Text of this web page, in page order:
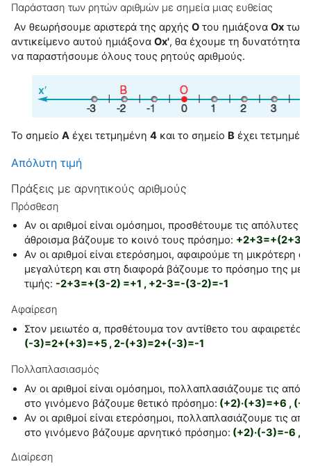
Παράσταση των ρητών αριθμών με σημεία μιας ευθείας
Αν θεωρήσουμε αριστερά της αρχής Ο του ημιάξονα Οx των
αντικείμενο αυτού ημιάξονα Οx', θα έχουμε τη δυνατότητα,
να παραστήσουμε όλους τους ρητούς αριθμούς.
Το σημείο Α έχει τετμημένη 4 και το σημείο Β έχει
Απόλυτη τιμή
Πράξεις με αρνητικούς αριθμούς
Πρόσθεση
Αν οι αριθμοί είναι ομόσημοι, προσθέτουμε τις απόλυτες
άθροισμα βάζουμε το κοινό τους πρόσημο:
Αν οι αριθμοί είναι ετερόσημοι, αφαιρούμε τη μικρότερη
μεγαλύτερη και στη διαφορά βάζουμε το πρόσημο της
τιμής: -2+3=+(3-2) =+1 , +2-3=-(3-2)=-1
Αφαίρεση
Στον μειωτέο α, πρσθέτουμα τον αντίθετο του
(-3)=2+(+3)=+5 , 2-(+3)=2+(-3)=-1
Πολλαπλασιασμός
Αν οι αριθμοί είναι ομόσημοι, πολλαπλασιάζουμε τις
στο γινόμενο βάζουμε θετικό πρόσημο: (+2)·(+3)=+6 , (-
Αν οι αριθμοί είναι ετερόσημοι, πολλαπλασιάζουμε τις
στο γινόμενο βάζουμε αρνητικό πρόσημο: (+2)·(-3)=-6 ,
Διαίρεση